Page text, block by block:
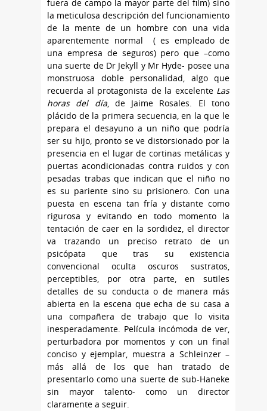
fuera de campo la mayor parte del film) sino
la meticulosa descripción del funcionamiento
de la mente de un hombre con una vida
aparentemente normal ( es empleado de
una empresa de seguros) pero que –como
una suerte de Dr Jekyll y Mr Hyde- posee una
monstruosa doble personalidad, algo que
recuerda al protagonista de la excelente Las
horas del día, de Jaime Rosales. El tono
plácido de la primera secuencia, en la que le
prepara el desayuno a un niño que podría
ser su hijo, pronto se ve distorsionado por la
presencia en el lugar de cortinas metálicas y
puertas acondicionadas contra ruidos y con
pesadas trabas que indican que el niño no
es su pariente sino su prisionero. Con una
puesta en escena tan fría y distante como
rigurosa y evitando en todo momento la
tentación de caer en la sordidez, el director
va trazando un preciso retrato de un
psicópata que tras su existencia
convencional oculta oscuros sustratos,
perceptibles, por otra parte, en sutiles
detalles de su conducta o de manera más
abierta en la escena que echa de su casa a
una compañera de trabajo que lo visita
inesperadamente. Película incómoda de ver,
perturbadora por momentos y con un final
conciso y ejemplar, muestra a Schleinzer –
más allá de los que han tratado de
presentarlo como una suerte de sub-Haneke
sin mayor talento- como un director
claramente a seguir.